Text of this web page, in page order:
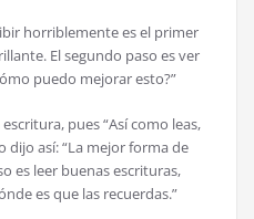
horriblemente es el primer
El segundo paso es ver
puedo mejorar esto?”
pues “Así como leas,
dijo así: “La mejor forma de
es leer buenas escrituras,
es que las recuerdas.”